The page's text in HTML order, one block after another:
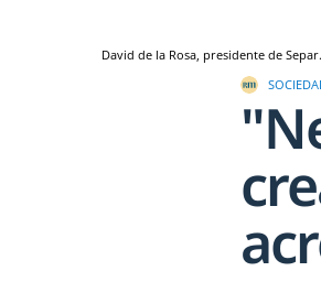
David de la Rosa, presidente de Separ.